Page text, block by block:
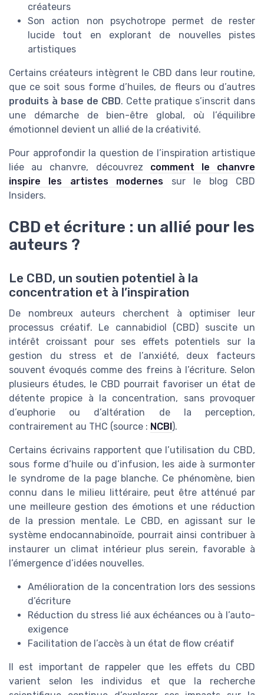
créateurs
Son action non psychotrope permet de rester
lucide tout en explorant de nouvelles pistes
artistiques
Certains créateurs intègrent le CBD dans leur routine,
que ce soit sous forme d’huiles, de fleurs ou d’autres
produits à base de CBD. Cette pratique s’inscrit dans
une démarche de bien-être global, où l’équilibre
émotionnel devient un allié de la créativité.
Pour approfondir la question de l’inspiration artistique
liée au chanvre, découvrez comment le chanvre
inspire les artistes modernes sur le blog CBD
Insiders.
CBD et écriture : un allié pour les
auteurs ?
Le CBD, un soutien potentiel à la
concentration et à l’inspiration
De nombreux auteurs cherchent à optimiser leur
processus créatif. Le cannabidiol (CBD) suscite un
intérêt croissant pour ses effets potentiels sur la
gestion du stress et de l’anxiété, deux facteurs
souvent évoqués comme des freins à l’écriture. Selon
plusieurs études, le CBD pourrait favoriser un état de
détente propice à la concentration, sans provoquer
d’euphorie ou d’altération de la perception,
contrairement au THC (source : NCBI).
Certains écrivains rapportent que l’utilisation du CBD,
sous forme d’huile ou d’infusion, les aide à surmonter
le syndrome de la page blanche. Ce phénomène, bien
connu dans le milieu littéraire, peut être atténué par
une meilleure gestion des émotions et une réduction
de la pression mentale. Le CBD, en agissant sur le
système endocannabinoïde, pourrait ainsi contribuer à
instaurer un climat intérieur plus serein, favorable à
l’émergence d’idées nouvelles.
Amélioration de la concentration lors des sessions
d’écriture
Réduction du stress lié aux échéances ou à l’auto-
exigence
Facilitation de l’accès à un état de flow créatif
Il est important de rappeler que les effets du CBD
varient selon les individus et que la recherche